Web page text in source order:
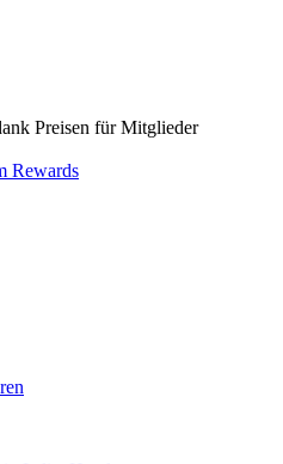
Preisen für Mitglieder
Rewards